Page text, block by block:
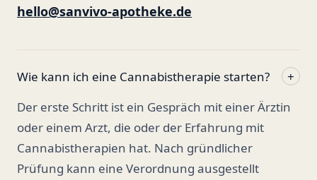
hello@sanvivo-apotheke.de
Wie kann ich eine Cannabistherapie starten?
+
Der erste Schritt ist ein Gespräch mit einer Ärztin
oder einem Arzt, die oder der Erfahrung mit
Cannabistherapien hat. Nach gründlicher
Prüfung kann eine Verordnung ausgestellt